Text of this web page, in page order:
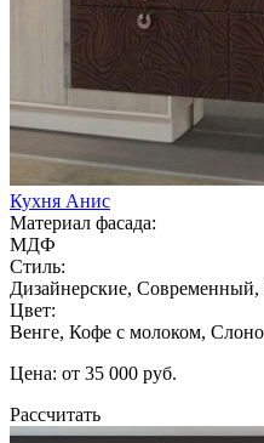
Кухня Анис
Материал фасада:
МДФ
Стиль:
Дизайнерские,
Цвет:
Венге, Кофе с молоком,
Цена: от 35 000 руб.
Рассчитать